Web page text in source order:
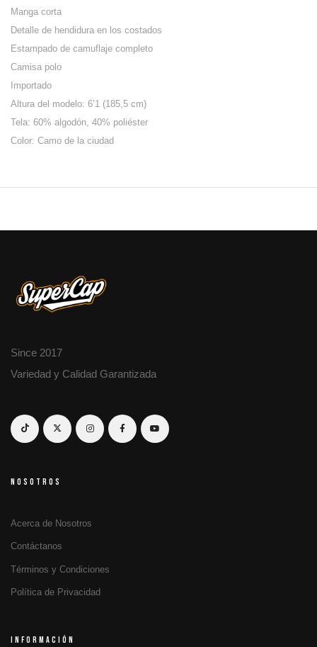
Manga corta
Detalle de hendidura en los costados
Estampado de camuflaje completo
Camisa polo
Importado
Altura del modelo: 6’1 (185,5 cm)
Tela: 60% algodón, 40% poliéster
Color: Camo de la ciudad
Since 2017
Variedad y Calidad Garantizada
NOSOTROS
Acerca de Nosotros
Contáctanos
Términos y Condiciones
Política de Privacidad
INFORMACIÓN